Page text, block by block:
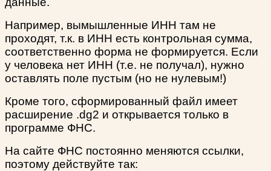
Например, вымышленные ИНН там не
проходят, т.к. в ИНН есть контрольная сумма,
соответственно форма не формируется. Если
у человека нет ИНН (т.е. не получал), нужно
оставлять поле пустым (но не нулевым!)
Кроме того, сформированный файл имеет
расширение .dg2 и открывается только в
программе ФНС.
На сайте ФНС постоянно меняются ссылки,
поэтому действуйте так: